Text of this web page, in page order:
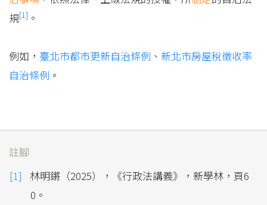
規[1] 。
例如， 臺北市都市更新自治條例 、 新北市房屋稅徵收率
自治條例 。
註腳
林明鏘（2025），《行政法講義》，新學林，頁6
0。